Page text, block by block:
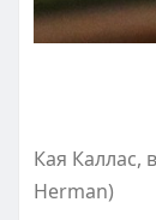
Кая Каллас,
Herman)